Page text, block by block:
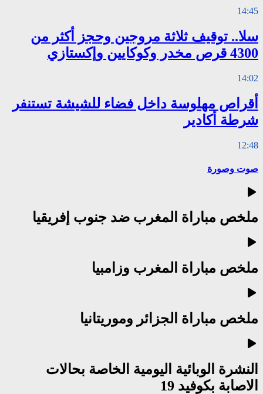
14:45
سلا.. توقيف ثلاثة مروجين وحجز أكثر من
4300 قرص مخدر وكوكايين وإكستازي
14:02
أقراص مهلوسة داخل فضاء للشيشة تستنفر
شرطة أكادير
12:48
صوت وصورة
ملخص مباراة المغرب ضد جنوب إفريقيا
ملخص مباراة المغرب وزامبيا
ملخص مباراة الجزائر وموريتانيا
النشرة الوبائية اليومية الخاصة بحالات
الاصابة بكوفيد 19